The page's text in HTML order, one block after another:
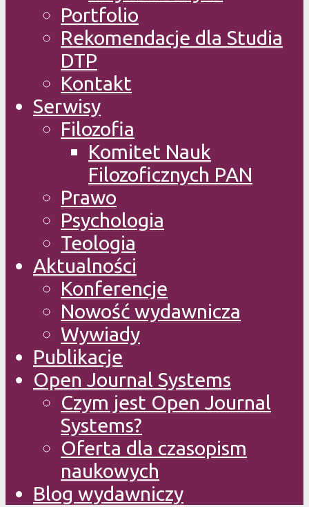
Portfolio
Rekomendacje dla Studia
DTP
Kontakt
Serwisy
Filozofia
Komitet Nauk
Filozoficznych PAN
Prawo
Psychologia
Teologia
Aktualności
Konferencje
Nowość wydawnicza
Wywiady
Publikacje
Open Journal Systems
Czym jest Open Journal
Systems?
Oferta dla czasopism
naukowych
Blog wydawniczy